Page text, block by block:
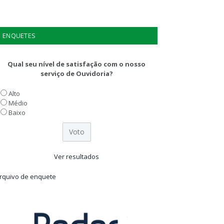
ENQUETES
Qual seu nível de satisfação com o nosso
serviço de Ouvidoria?
Alto
Médio
Baixo
Ver resultados
de enquete